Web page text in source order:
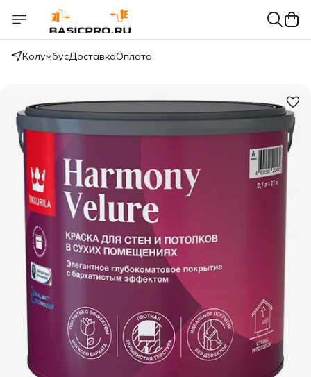
КолумбусДоставкаОплата